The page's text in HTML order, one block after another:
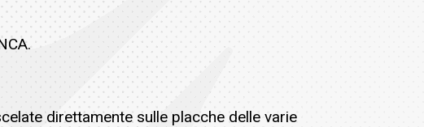
direttamente sulle placche delle varie